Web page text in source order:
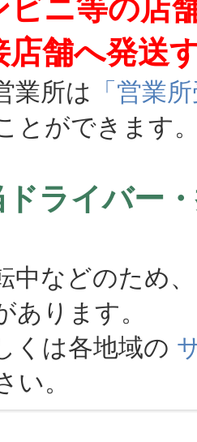
ニ等の店
店舗へ発送
所は 「営業
とができます
ドライバー
中などのため
あります。
くは各地域の
い。